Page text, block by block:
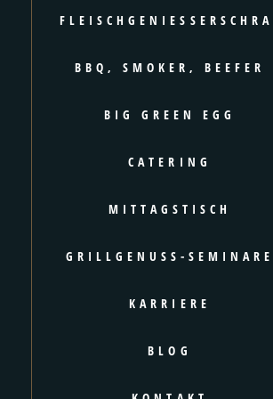
BBQ, SMOKER, BEEFER
BIG GREEN EGG
CATERING
MITTAGSTISCH
GRILLGENUSS-SEMINARE
KARRIERE
BLOG